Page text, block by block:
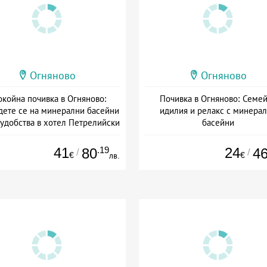
Огняново
почивка в Огняново:
се на минерални басейни
в хотел Петрелийски
41€ / 80.19
лв.
Огняново
Почивка в Огняново:
идилия и релакс с
басейни
24€ /